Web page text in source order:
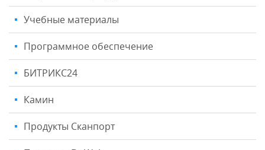
Учебные материалы
Программное обеспечение
БИТРИКС24
Камин
Продукты Сканпорт